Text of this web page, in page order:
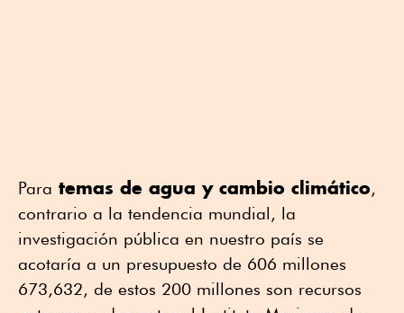
Para temas de agua y cambio climático,
contrario a la tendencia mundial, la
investigación pública en nuestro país se
acotaría a un presupuesto de 606 millones
673,632, de estos 200 millones son recursos